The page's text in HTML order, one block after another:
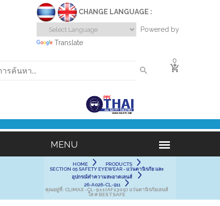
CHANGE LANGUAGE :
Powered by
Translate
0
HOME
PRODUCTS
SECTION 05 SAFETY EYEWEAR - แว่นตานิรภัย และ
อุปกรณ์ทำความสะอาดเลนส์
26-A026-CL-911
คุณอยู่ที่: CLIMAX -CL-911(AF1309) แว่นตานิรภัยเลนส์
ใส # BESTSAFE